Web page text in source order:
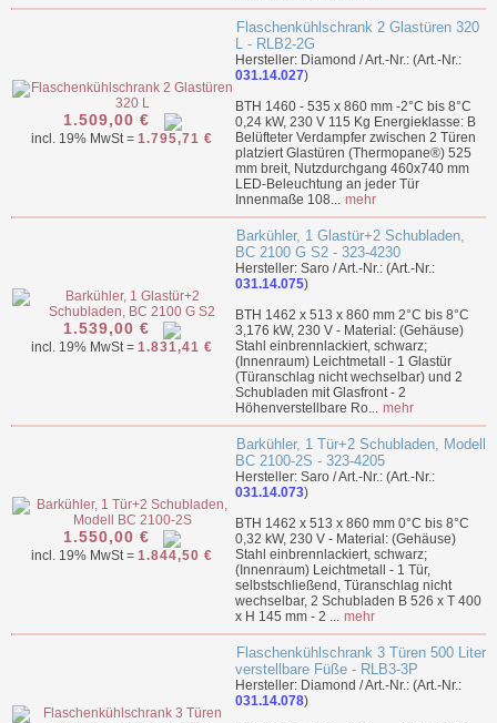
1.509,00 €
incl. 19% MwSt = 1.795,71 €
Flaschenkühlschrank 2 Glastüren 320
L - RLB2-2G
Hersteller: Diamond / Art.-Nr.: (Art.-Nr.:
031.14.027)
BTH 1460 - 535 x 860 mm -2°C bis 8°C
0,24 kW, 230 V 115 Kg Energieklasse: B
Belüfteter Verdampfer zwischen 2 Türen
platziert Glastüren (Thermopane®) 525
mm breit, Nutzdurchgang 460x740 mm
LED-Beleuchtung an jeder Tür
Innenmaße 108... mehr
1.539,00 €
incl. 19% MwSt = 1.831,41 €
Barkühler, 1 Glastür+2 Schubladen,
BC 2100 G S2 - 323-4230
Hersteller: Saro / Art.-Nr.: (Art.-Nr.:
031.14.075)
BTH 1462 x 513 x 860 mm 2°C bis 8°C
3,176 kW, 230 V - Material: (Gehäuse)
Stahl einbrennlackiert, schwarz;
(Innenraum) Leichtmetall - 1 Glastür
(Türanschlag nicht wechselbar) und 2
Schubladen mit Glasfront - 2
Höhenverstellbare Ro... mehr
1.550,00 €
incl. 19% MwSt = 1.844,50 €
Barkühler, 1 Tür+2 Schubladen, Modell
BC 2100-2S - 323-4205
Hersteller: Saro / Art.-Nr.: (Art.-Nr.:
031.14.073)
BTH 1462 x 513 x 860 mm 0°C bis 8°C
0,32 kW, 230 V - Material: (Gehäuse)
Stahl einbrennlackiert, schwarz;
(Innenraum) Leichtmetall - 1 Tür,
selbstschließend, Türanschlag nicht
wechselbar, 2 Schubladen B 526 x T 400
x H 145 mm - 2 ... mehr
Flaschenkühlschrank 3 Türen 500 Liter
verstellbare Füße - RLB3-3P
Hersteller: Diamond / Art.-Nr.: (Art.-Nr.:
031.14.078)